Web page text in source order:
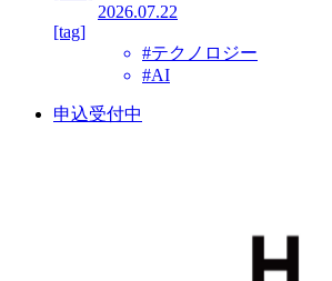
2026.07.22
[tag]
#テクノロジー
#AI
申込受付中